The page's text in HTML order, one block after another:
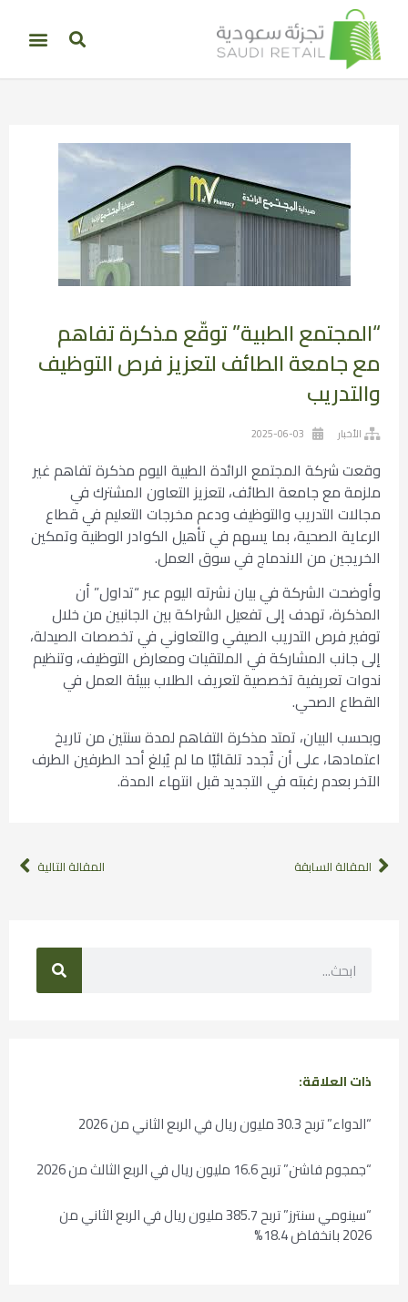
“المجتمع الطبية” توقّع مذكرة تفاهم
مع جامعة الطائف لتعزيز فرص التوظيف
والتدريب
الأخبار 2025-06-03
وقعت شركة المجتمع الرائدة الطبية اليوم مذكرة تفاهم غير
ملزمة مع جامعة الطائف، لتعزيز التعاون المشترك في
مجالات التدريب والتوظيف ودعم مخرجات التعليم في قطاع
الرعاية الصحية، بما يسهم في تأهيل الكوادر الوطنية وتمكين
الخريجين من الاندماج في سوق العمل.
وأوضحت الشركة في بيان نشرته اليوم عبر “تداول” أن
المذكرة، تهدف إلى تفعيل الشراكة بين الجانبين من خلال
توفير فرص التدريب الصيفي والتعاوني في تخصصات الصيدلة،
إلى جانب المشاركة في الملتقيات ومعارض التوظيف، وتنظيم
ندوات تعريفية تخصصية لتعريف الطلاب ببيئة العمل في
القطاع الصحي.
وبحسب البيان، تمتد مذكرة التفاهم لمدة سنتين من تاريخ
اعتمادها، على أن تُجدد تلقائيًا ما لم يُبلغ أحد الطرفين الطرف
الآخر بعدم رغبته في التجديد قبل انتهاء المدة.
المقالة السابقة المقالة التالية
ذات العلاقة:
“الدواء” تربح 30.3 مليون ريال في الربع الثاني من 2026
“جمجوم فاشن” تربح 16.6 مليون ريال في الربع الثالث من 2026
“سينومي سنترز” تربح 385.7 مليون ريال في الربع الثاني من
2026 بانخفاض 18.4%